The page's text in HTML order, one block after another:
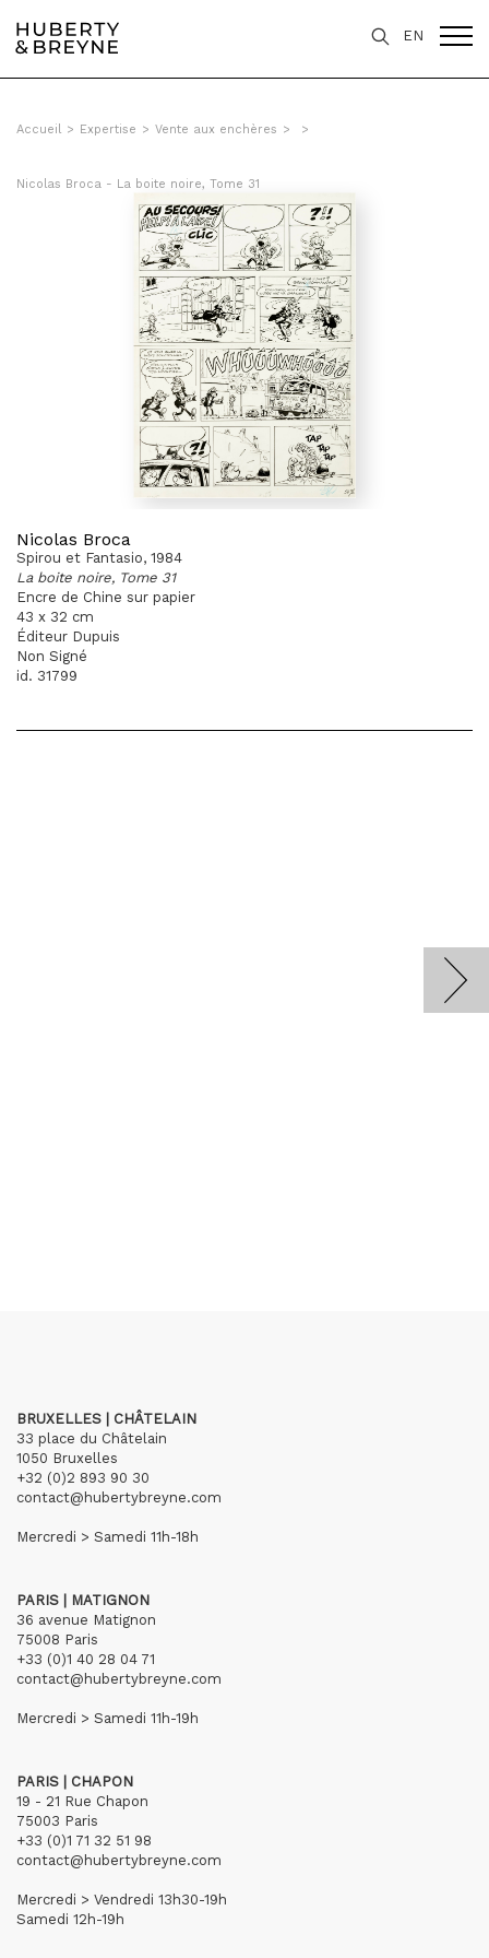
EN
Accueil > Expertise > Vente aux enchères > >
Nicolas Broca - La boite noire, Tome 31
Nicolas Broca
Spirou et Fantasio, 1984
La boite noire, Tome 31
Encre de Chine sur papier
43 x 32 cm
Éditeur Dupuis
Non Signé
id. 31799
BRUXELLES | CHÂTELAIN
33 place du Châtelain
1050 Bruxelles
+32 (0)2 893 90 30
contact@hubertybreyne.com
Mercredi > Samedi 11h-18h
PARIS | MATIGNON
36 avenue Matignon
75008 Paris
+33 (0)1 40 28 04 71
contact@hubertybreyne.com
Mercredi > Samedi 11h-19h
PARIS | CHAPON
19 - 21 Rue Chapon
75003 Paris
+33 (0)1 71 32 51 98
contact@hubertybreyne.com
Mercredi > Vendredi 13h30-19h
Samedi 12h-19h